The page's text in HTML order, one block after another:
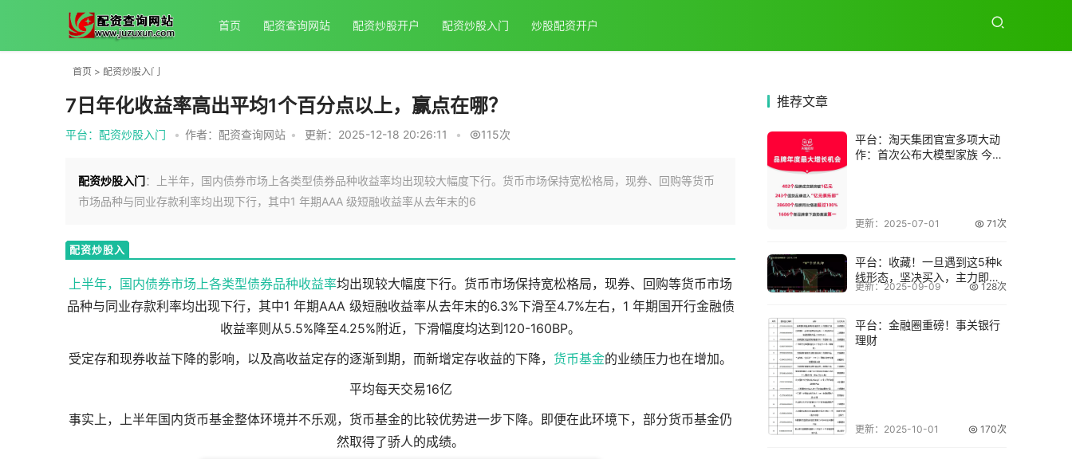
首页 配资查询网站 配资炒股开户 配资炒股入门 炒股配资开户
首页 > 配资炒股入门
7日年化收益率高出平均1个百分点以上，赢点在哪？
平台：配资炒股入门 • 作者：配资查询网站 • 更新：2025-12-18 20:26:11 • 115次
配资炒股入门：上半年，国内债券市场上各类型债券品种收益率均出现较大幅度下行。货币市场保持宽松格局，现券、回购等货币
市场品种与同业存款利率均出现下行，其中1 年期AAA 级短融收益率从去年末的6
配资炒股入
上半年，国内债券市场上各类型债券品种收益率均出现较大幅度下行。货币市场保持宽松格局，现券、回购等货币市场
品种与同业存款利率均出现下行，其中1 年期AAA 级短融收益率从去年末的6.3%下滑至4.7%左右，1 年期国开行金融债
收益率则从5.5%降至4.25%附近，下滑幅度均达到120-160BP。
受定存和现券收益下降的影响，以及高收益定存的逐渐到期，而新增定存收益的下降， 货币基金的业绩压力也在增加。
平均每天交易16亿
事实上，上半年国内货币基金整体环境并不乐观，货币基金的比较优势进一步下降。即便在此环境下，部分货币基金仍
然取得了骄人的成绩。
推荐文章
平台：淘天集团官宣多项大动
作：首次公布大模型家族 今年
更新：2025-07-01 71次
平台：收藏！一旦遇到这5种k
线形态，坚决买入，主力即将
拉升！
更新：2025-09-09 128次
平台：金融圈重磅！事关银行
理财
更新：2025-10-01 170次